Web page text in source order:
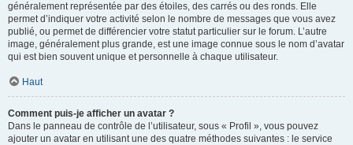
généralement représentée par des étoiles, des carrés ou des ronds. Elle
permet d’indiquer votre activité selon le nombre de messages que vous avez
publié, ou permet de différencier votre statut particulier sur le forum. L’autre
image, généralement plus grande, est une image connue sous le nom d’avatar
qui est bien souvent unique et personnelle à chaque utilisateur.
Haut
Comment puis-je afficher un avatar ?
Dans le panneau de contrôle de l’utilisateur, sous « Profil », vous pouvez
ajouter un avatar en utilisant une des quatre méthodes suivantes : le service